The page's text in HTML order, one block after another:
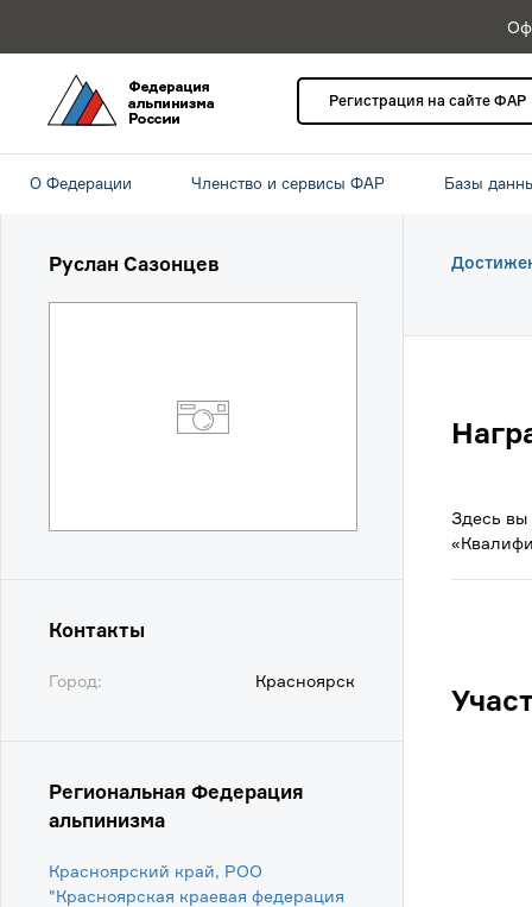
Регистрация на сайте ФАР
О Федерации Членство и сервисы ФАР Базы
Руслан Сазонцев
Контакты
Город: Красноярск
Региональная Федерация
альпинизма
Красноярский край, РОО
"Красноярская краевая федерация
Здесь вы